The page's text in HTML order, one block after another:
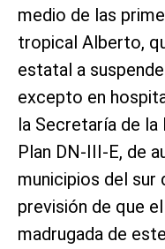
medio de las
tropical Alberto,
estatal a
excepto en
la Secretaría de
Plan DN-III-E, de
municipios del sur
previsión de que
madrugada de